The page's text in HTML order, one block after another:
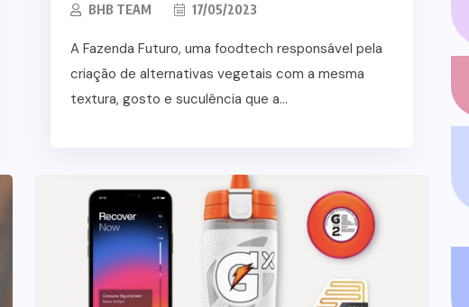
BHB TEAM 17/05/2023
A Fazenda Futuro, uma foodtech responsável pela
criação de alternativas vegetais com a mesma
textura, gosto e suculência que a...